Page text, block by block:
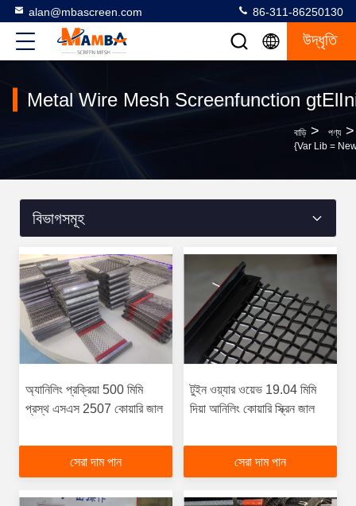
alan@mbascreen.com 86-311-86250130
উদ্ধৃতি
Metal Wire Mesh Screenfunction
বাড়ি > পণ্য >
{var Lib =
বিভাগসমূহ
অ্যানিলিং প্রক্রিয়া 500 মিমি
প্রস্থ এসএস 2507 কোয়ারি জাল
সেরা দাম পান
টুইন ওয়্যার ওয়েভ 19.04 মিমি
দিয়া আনিলিং কোয়ারি স্ক্রিন জাল
সেরা দাম পান